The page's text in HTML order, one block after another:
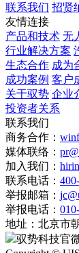
联系我们 招贤
友情连接
产品和技术 无
行业解决方案
生态合作 成为
成功案例 客户
关于驭势 企业
投资者关系
联系我们
商务合作：
媒体联络：
加入我们：
联系电话：
举报邮箱：
举报电话：
地址： 北京市
驭势科技官